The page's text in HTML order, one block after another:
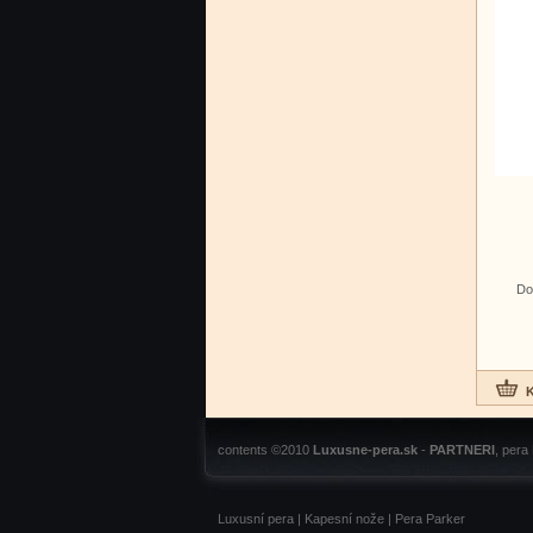
contents ©2010 Luxusne-pera.sk - PARTNERI ,
Luxusní pera | Kapesní nože | Pera Parker